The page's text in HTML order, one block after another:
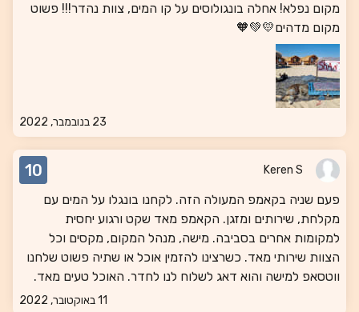
מקום נפלא! אחלה בונגולוסים על קו המים, צוות נהדר!!! פשוט
מקום מדהים💛💚🧡
23 בנובמבר, 2022
Keren S
10
פעם שניה בקאמפ המעולה הזה. לקחנו בונגלו על המים עם
מקלחת, שירותים ומזגן. הקאמפ מאד שקט ורגוע יחסית
למקומות אחרים בסביבה. מישה, מנהל המקום, מקסים וכל
הצוות שירותי מאד. כשרצינו להזמין אוכל או שתיה פשוט שלחנו
ווטסאפ למישה והוא דאג לשלוח לנו לחדר. האוכל טעים מאד.
11 באוקטובר, 2022